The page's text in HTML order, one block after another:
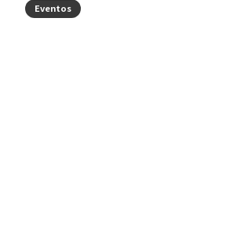
Eventos